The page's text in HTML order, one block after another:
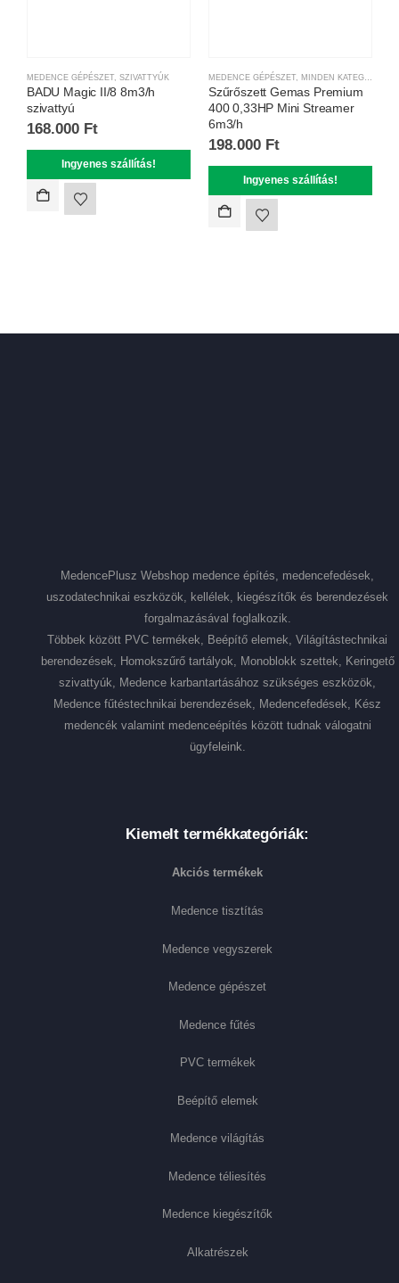
MEDENCE GÉPÉSZET SZIVATTYÚK
BADU Magic II/8 8m3/h
szivattyú
168.000 Ft
Ingyenes szállítás!
MEDENCE GÉPÉSZET MINDEN KATEGÓRIA
Szűrőszett Gemas Premium
400 0,33HP Mini Streamer
6m3/h
198.000 Ft
Ingyenes szállítás!
MedencePlusz Webshop medence építés, medencefedések,
uszodatechnikai eszközök, kellélek, kiegészítők és berendezések
forgalmazásával foglalkozik.
Többek között PVC termékek, Beépítő elemek, Világítástechnikai
berendezések, Homokszűrő tartályok, Monoblokk szettek, Keringető
szivattyúk, Medence karbantartásához szükséges eszközök,
Medence fűtéstechnikai berendezések, Medencefedések, Kész
medencék valamint medenceépítés között tudnak válogatni
ügyfeleink.
Kiemelt termékkategóriák:
Akciós termékek
Medence tisztítás
Medence vegyszerek
Medence gépészet
Medence fűtés
PVC termékek
Beépítő elemek
Medence világítás
Medence téliesítés
Medence kiegészítők
Alkatrészek